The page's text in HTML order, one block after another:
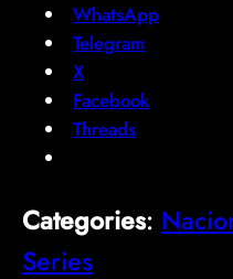
WhatsApp
Telegram
X
Facebook
Threads
Categories:
Series